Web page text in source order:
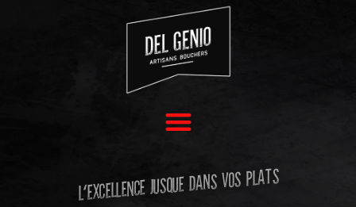
L'EXCELLENCE JUSQUE DANS VOS PLATS